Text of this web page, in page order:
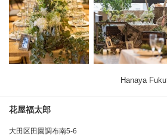
Hanaya
花屋福太郎
大田区田園調布南5-6